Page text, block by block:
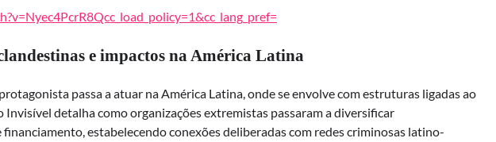
e impactos na América Latina
passa a atuar na América Latina, onde se envolve com estruturas ligadas ao
detalha como organizações extremistas passaram a diversificar
estabelecendo conexões deliberadas com redes criminosas latino-